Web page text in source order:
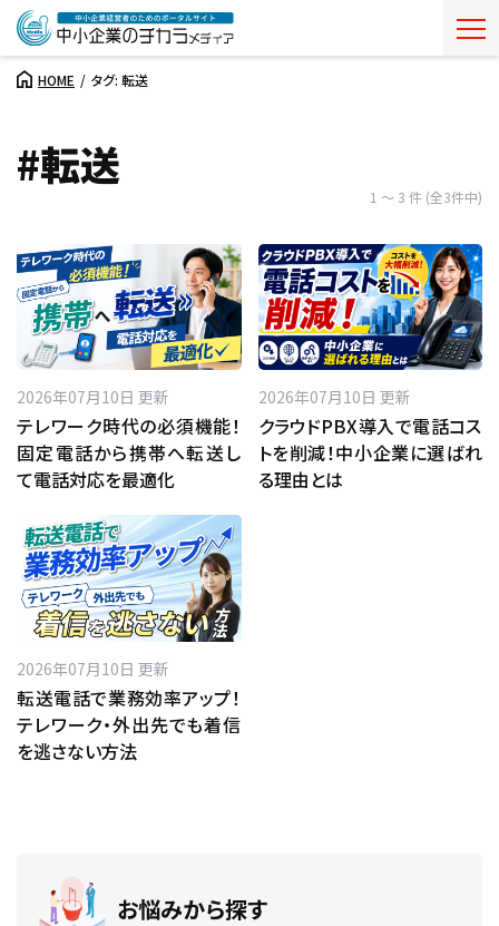
HOME タグ: 転送
#転送
1 ～ 3 件 (全3件中)
2026年07月10日 更新
テレワーク時代の必須機能！
固定電話から携帯へ転送し
て電話対応を最適化
2026年07月10日 更新
クラウドPBX導入で電話コス
トを削減！中小企業に選ばれ
る理由とは
2026年07月10日 更新
転送電話で業務効率アップ！
テレワーク・外出先でも着信
を逃さない方法
お悩みから探す